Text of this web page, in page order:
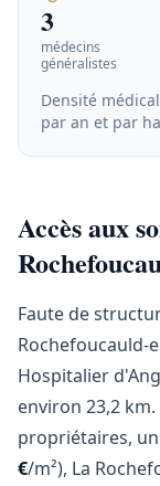
3
médecins
généralistes
Densité
par an et par
Accès aux
Faute de
Rochefoucauld-
Hospitalier
environ 23,2
propriétaires,
€/m²), La